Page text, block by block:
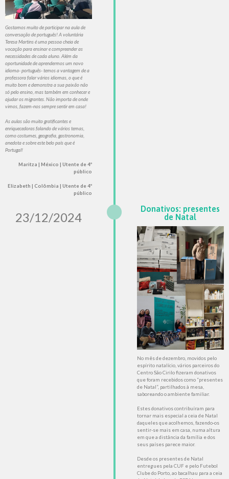
Gostamos muito de participar na aula de
conversação de português! A voluntária
Teresa Martins é uma pessoa cheia de
vocação para ensinar e compreender as
necessidades de cada aluno. Além da
oportunidade de aprendermos um novo
idioma- português- temos a vantagem de a
professora falar vários idiomas, o que é
muito bom e demonstra a sua paixão não
só pelo ensino, mas também em conhecer e
ajudar os migrantes. Não importa de onde
vimos, fazem-nos sempre sentir em casa!
As aulas são muito gratificantes e
enriquecedoras falando de vários temas,
como costumes, geografia, gastronomia,
anedota e sobre este belo país que é
Portugal!
Maritza | México | Utente de 4º
público
Elizabeth | Colômbia | Utente de 4º
público
23/12/2024
Donativos: presentes
de Natal
No mês de dezembro, movidos pelo
espírito natalício, vários parceiros do
Centro São Cirilo fizeram donativos
que foram recebidos como “presentes
de Natal”, partilhados à mesa,
saboreando o ambiente familiar.
Estes donativos contribuíram para
tornar mais especial a ceia de Natal
daqueles que acolhemos, fazendo-os
sentir-se mais em casa, numa altura
em que a distância da família e dos
seus países parece maior.
Desde os presentes de Natal
entregues pela CUF e pelo Futebol
Clube do Porto, ao bacalhau para a ceia